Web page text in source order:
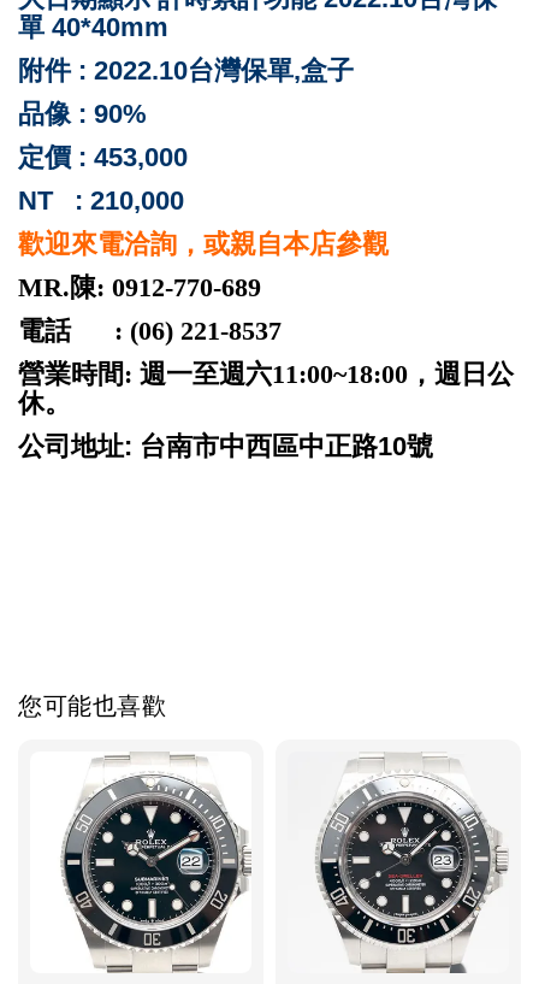
單 40*40mm
附件 : 2022.10台灣保單,盒子
品像 : 90%
定價 : 453,000
NT : 210,000
歡迎來電洽詢，或親自本店參觀
MR.陳: 0912-770-689
電話 : (06) 221-8537
營業時間: 週一至週六11:00~18:00，週日公
休。
公司地址: 台南市中西區中正路10號
您可能也喜歡